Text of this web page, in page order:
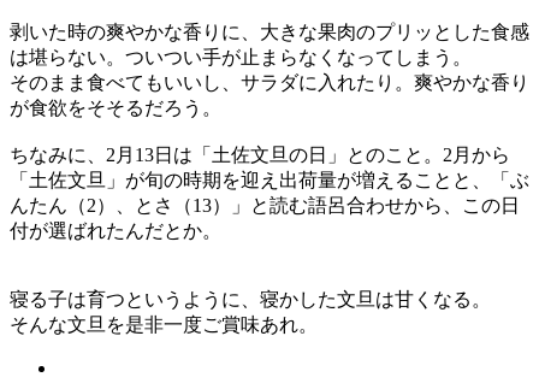
剥いた時の爽やかな香りに、大きな果肉のプリッとした食感
は堪らない。ついつい手が止まらなくなってしまう。
そのまま食べてもいいし、サラダに入れたり。爽やかな香り
が食欲をそそるだろう。
ちなみに、2月13日は「土佐文旦の日」とのこと。2月から
「土佐文旦」が旬の時期を迎え出荷量が増えることと、「ぶ
んたん（2）、とさ（13）」と読む語呂合わせから、この日
付が選ばれたんだとか。
寝る子は育つというように、寝かした文旦は甘くなる。
そんな文旦を是非一度ご賞味あれ。